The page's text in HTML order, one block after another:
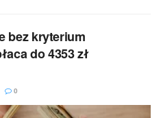
bez kryterium
do 4353 zł
0